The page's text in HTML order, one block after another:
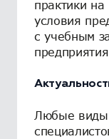
практики
условия
с учебным
Любые виды